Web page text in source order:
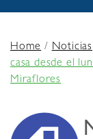
Home/Noticias
casa desde el
Miraflores